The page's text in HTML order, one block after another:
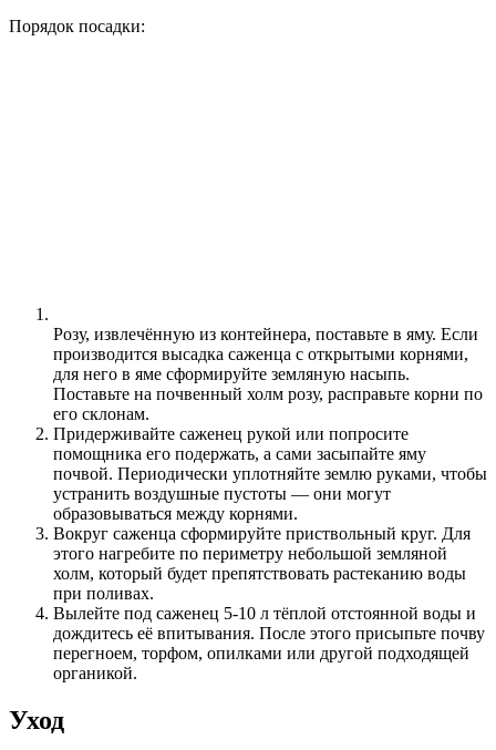
Порядок посадки:
Розу, извлечённую из контейнера, поставьте в яму. Если
производится высадка саженца с открытыми корнями,
для него в яме сформируйте земляную насыпь.
Поставьте на почвенный холм розу, расправьте корни по
его склонам.
Придерживайте саженец рукой или попросите
помощника его подержать, а сами засыпайте яму
почвой. Периодически уплотняйте землю руками, чтобы
устранить воздушные пустоты — они могут
образовываться между корнями.
Вокруг саженца сформируйте приствольный круг. Для
этого нагребите по периметру небольшой земляной
холм, который будет препятствовать растеканию воды
при поливах.
Вылейте под саженец 5-10 л тёплой отстоянной воды и
дождитесь её впитывания. После этого присыпьте почву
перегноем, торфом, опилками или другой подходящей
органикой.
Уход